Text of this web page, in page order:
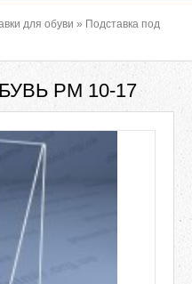
для обуви » Подставка под
РМ 10-17